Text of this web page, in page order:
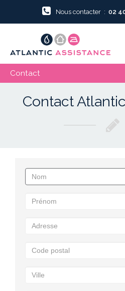
Nous contacter : 02
Contact
Contact